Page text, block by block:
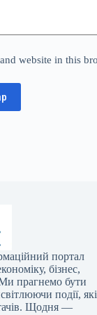
website in this
портал
бізнес,
Ми прагнемо бути
події, які
Щодня —